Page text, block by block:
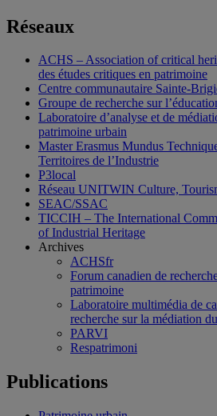
Réseaux
ACHS – Association of critical
des études critiques en patrimoine
Centre communautaire Sainte-
Groupe de recherche sur
Laboratoire d’analyse et de
patrimoine urbain
Master Erasmus Mundus
Territoires de l’Industrie
P3local
Réseau UNITWIN Culture,
SEAC/SSAC
TICCIH – The International
of Industrial Heritage
Archives
ACHSfr
Forum canadien de
patrimoine
Laboratoire multimédia de
recherche sur la médiation
PARVI
Respatrimoni
Publications